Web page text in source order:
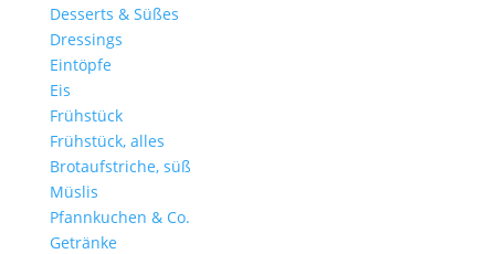
Desserts & Süßes
Dressings
Eintöpfe
Eis
Frühstück
Frühstück, alles
Brotaufstriche, süß
Müslis
Pfannkuchen & Co.
Getränke